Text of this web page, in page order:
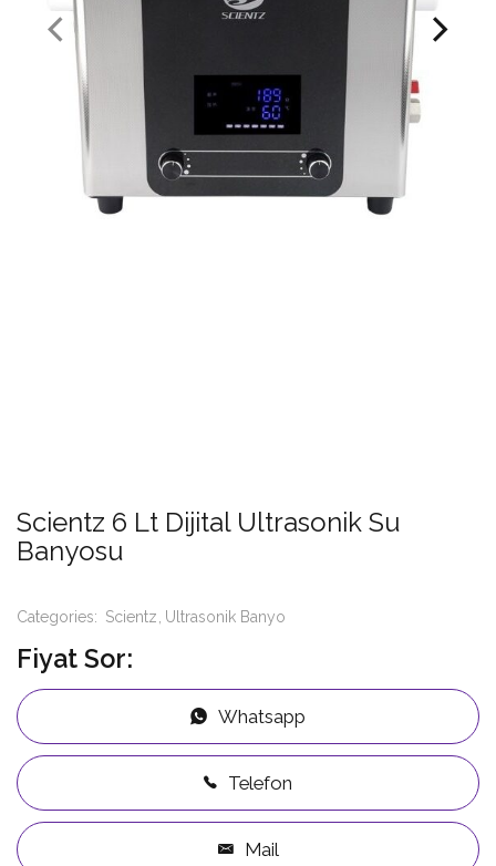
Scientz 6 Lt Dijital Ultrasonik Su
Banyosu
Categories: Scientz Ultrasonik Banyo
Fiyat Sor:
Whatsapp
Telefon
Mail